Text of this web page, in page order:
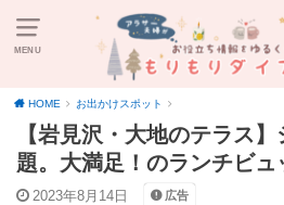
MENU
HOME お出かけスポット
【岩見沢・大地のテラス
題。大満足！のランチビュ
2023年8月14日 広告